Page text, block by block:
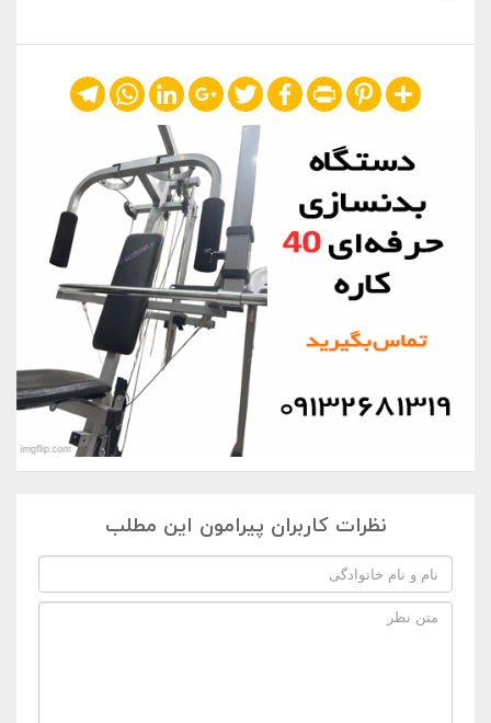
Share
Pinterest
Print
Facebook
Twitter
Google+
LinkedIn
WhatsApp
Telegram
نظرات کاربران پیرامون این مطلب